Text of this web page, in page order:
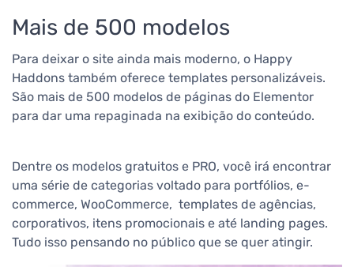
Mais de 500 modelos
Para deixar o site ainda mais moderno, o Happy
Haddons também oferece templates personalizáveis.
São mais de 500 modelos de páginas do Elementor
para dar uma repaginada na exibição do conteúdo.
Dentre os modelos gratuitos e PRO, você irá encontrar
uma série de categorias voltado para portfólios, e-
commerce, WooCommerce, templates de agências,
corporativos, itens promocionais e até landing pages.
Tudo isso pensando no público que se quer atingir.